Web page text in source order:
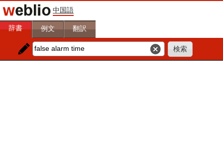
中国語
辞書 例文 翻訳